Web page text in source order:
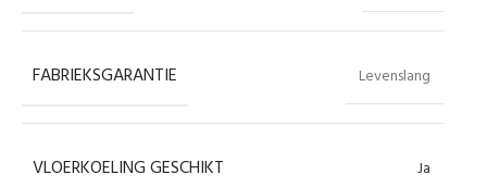
FABRIEKSGARANTIE Levenslang
VLOERKOELING GESCHIKT Ja